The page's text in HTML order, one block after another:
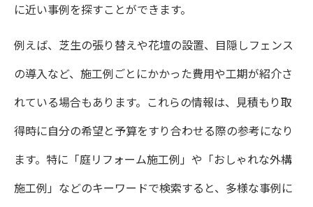
に近い事例を探すことができます。
例えば、芝生の張り替えや花壇の設置、目隠しフェンス
の導入など、施工例ごとにかかった費用や工期が紹介さ
れている場合もあります。これらの情報は、見積もり取
得時に自分の希望と予算をすり合わせる際の参考になり
ます。特に「庭リフォーム施工例」や「おしゃれな外構
施工例」などのキーワードで検索すると、多様な事例に